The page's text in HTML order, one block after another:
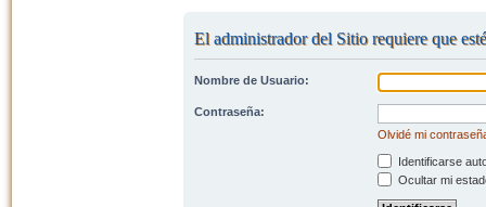
El administrador del Sitio requiere que
Nombre de Usuario:
Contraseña:
Olvidé mi
Identificarse
Ocultar mi